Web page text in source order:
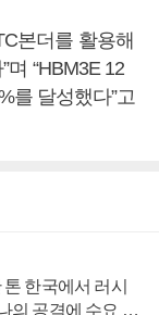
본더를 활용해
“HBM3E 12
를 달성했다”고
한국에서 러시
의 공격에 수요 늘